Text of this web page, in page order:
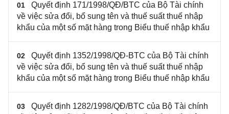
843/1998/QĐ/BTC, Quyết định 1195/1998/QĐ/BTC,
Quyết định 346-TC/TCT,Quyết định 571-TC/TCT,Quyết
định 700-QĐ/BTC
Quyết định 1352/1998/QĐ-BTC
171/1998/QĐ/BTC
01
Quyết định 171/1998/QĐ/BTC của Bộ Tài chính
về việc sửa đổi, bổ sung tên và thuế suất thuế nhập
khẩu của một số mặt hàng trong Biểu thuế nhập khẩu
02
Quyết định 1352/1998/QĐ-BTC của Bộ Tài chính
về việc sửa đổi, bổ sung tên và thuế suất thuế nhập
khẩu của một số mặt hàng trong Biểu thuế nhập khẩu
03
Quyết định 1282/1998/QĐ/BTC của Bộ Tài chính